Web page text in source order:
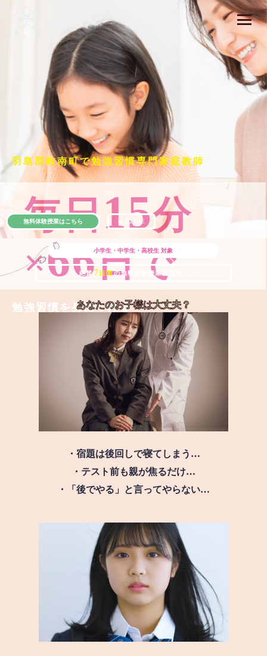
羽島郡岐南町で勉強習慣専門家庭教師
毎日15分
×66日で
勉強習慣を身につける
小学生・中学生・高校生 対象
＼ 絶賛 7 日間の無料体験授業実施中!! ／
無料体験授業はこちら 公式LINE
あなたのお子様は大丈夫？
・宿題は後回しで寝てしまう…
・テスト前も親が焦るだけ…
・「後でやる」と言ってやらない…